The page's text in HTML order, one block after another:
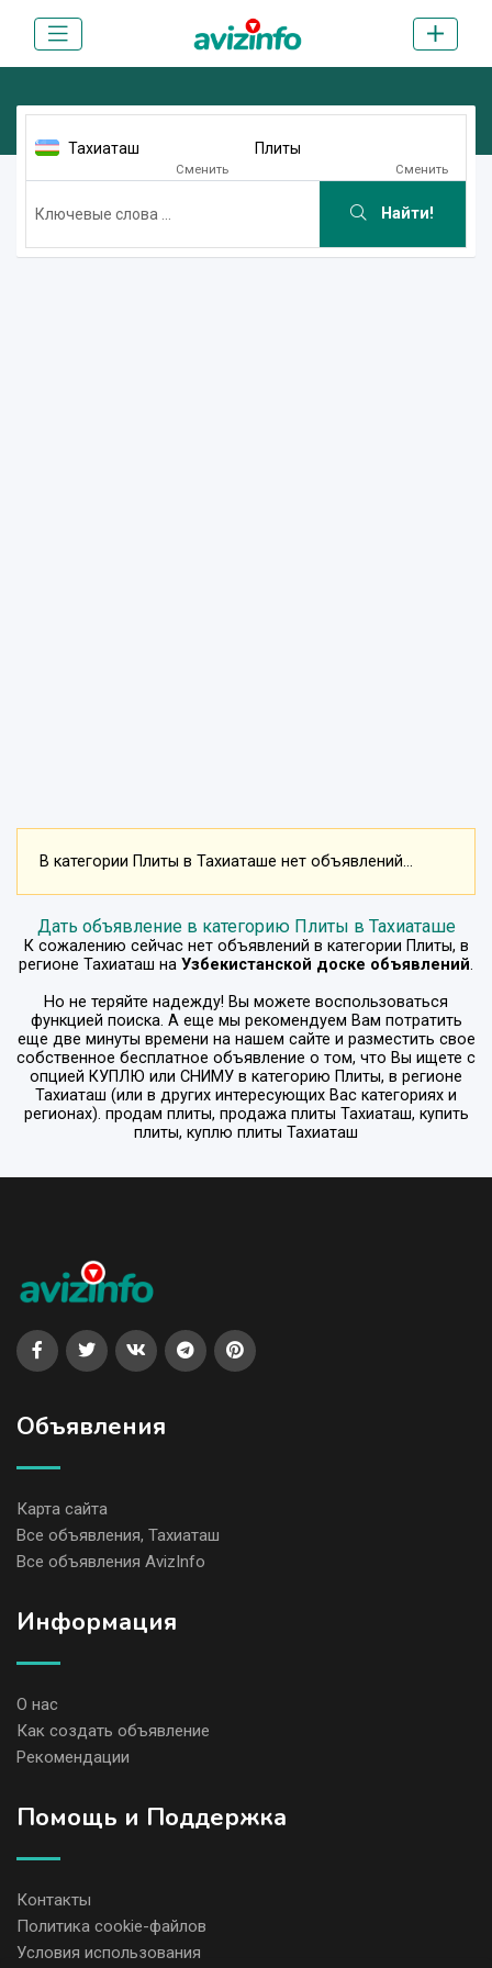
Тахиаташ
Сменить
Плиты
Сменить
Найти!
В категории Плиты в Тахиаташе нет объявлений...
Дать объявление в категорию Плиты в Тахиаташе
К сожалению сейчас нет объявлений в категории Плиты, в
регионе Тахиаташ на Узбекистанской доске объявлений.
Но не теряйте надежду! Вы можете воспользоваться
функцией поиска. А еще мы рекомендуем Вам потратить
еще две минуты времени на нашем сайте и разместить свое
собственное бесплатное объявление о том, что Вы ищете с
опцией КУПЛЮ или СНИМУ в категорию Плиты, в регионе
Тахиаташ (или в других интересующих Вас категориях и
регионах). продам плиты, продажа плиты Тахиаташ, купить
плиты, куплю плиты Тахиаташ
Объявления
Карта сайта
Все объявления, Тахиаташ
Все объявления AvizInfo
Информация
О нас
Как создать объявление
Рекомендации
Помощь и Поддержка
Контакты
Политика cookie-файлов
Условия использования